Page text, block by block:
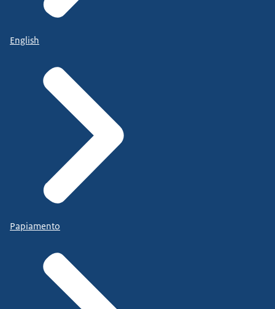
English
Papiamento